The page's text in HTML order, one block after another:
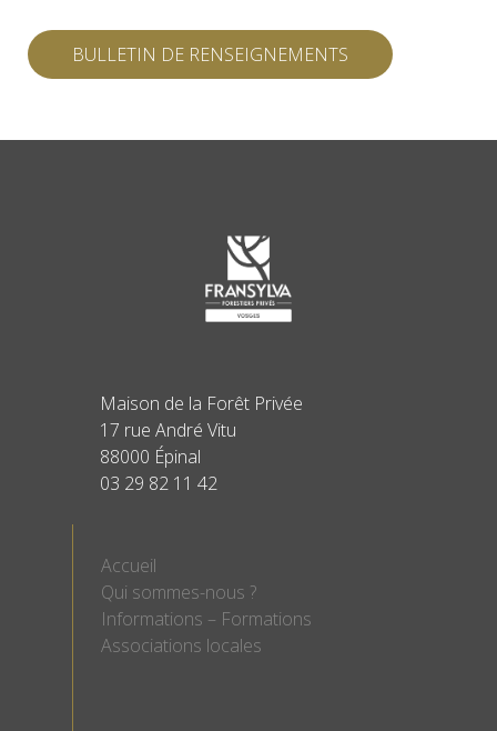
BULLETIN DE RENSEIGNEMENTS
Maison de la Forêt Privée
17 rue André Vitu
88000 Épinal
03 29 82 11 42
Accueil
Qui sommes-nous ?
Informations – Formations
Associations locales